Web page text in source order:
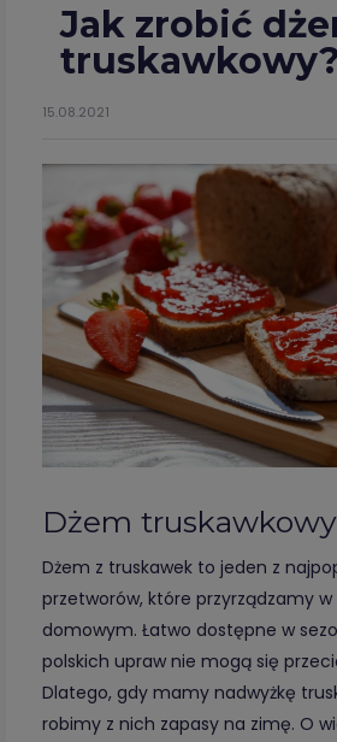
Jak zrobić
truskawkowy?
15.08.2021
Dżem truskawkowy
Dżem z truskawek to jeden z
przetworów, które przyrządzamy w
domowym. Łatwo dostępne w
polskich upraw nie mogą się
Dlatego, gdy mamy nadwyżkę
robimy z nich zapasy na zimę. O